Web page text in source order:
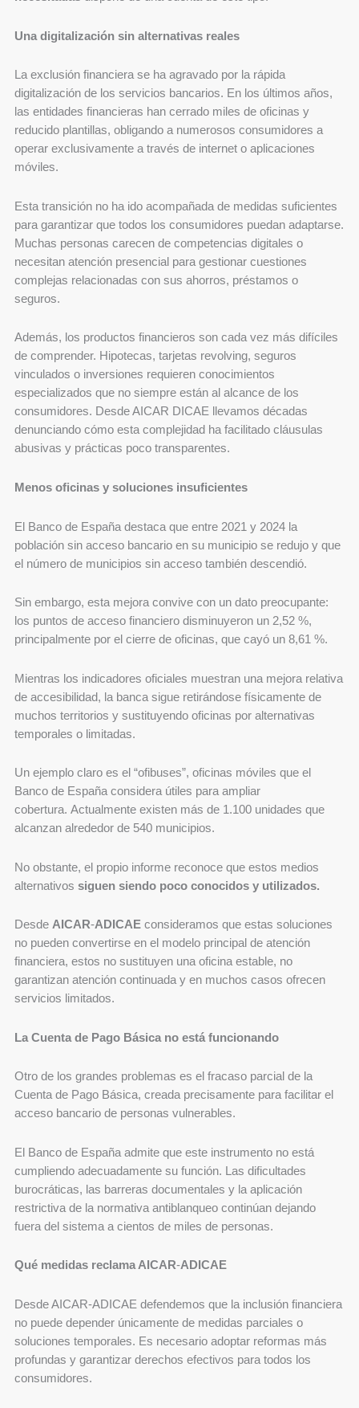
Una digitalización sin alternativas reales
La exclusión financiera se ha agravado por la rápida
digitalización de los servicios bancarios. En los últimos años,
las entidades financieras han cerrado miles de oficinas y
reducido plantillas, obligando a numerosos consumidores a
operar exclusivamente a través de internet o aplicaciones
móviles.
Esta transición no ha ido acompañada de medidas suficientes
para garantizar que todos los consumidores puedan adaptarse.
Muchas personas carecen de competencias digitales o
necesitan atención presencial para gestionar cuestiones
complejas relacionadas con sus ahorros, préstamos o
seguros.
Además, los productos financieros son cada vez más difíciles
de comprender. Hipotecas, tarjetas revolving, seguros
vinculados o inversiones requieren conocimientos
especializados que no siempre están al alcance de los
consumidores. Desde AICAR DICAE llevamos décadas
denunciando cómo esta complejidad ha facilitado cláusulas
abusivas y prácticas poco transparentes.
Menos oficinas y soluciones insuficientes
El Banco de España destaca que entre 2021 y 2024 la
población sin acceso bancario en su municipio se redujo y que
el número de municipios sin acceso también descendió.
Sin embargo, esta mejora convive con un dato preocupante:
los puntos de acceso financiero disminuyeron un 2,52 %,
principalmente por el cierre de oficinas, que cayó un 8,61 %.
Mientras los indicadores oficiales muestran una mejora relativa
de accesibilidad, la banca sigue retirándose físicamente de
muchos territorios y sustituyendo oficinas por alternativas
temporales o limitadas.
Un ejemplo claro es el “ofibuses”, oficinas móviles que el
Banco de España considera útiles para ampliar
cobertura. Actualmente existen más de 1.100 unidades que
alcanzan alrededor de 540 municipios.
No obstante, el propio informe reconoce que estos medios
alternativos siguen siendo poco conocidos y utilizados.
Desde AICAR‑ADICAEconsideramos que estas soluciones
no pueden convertirse en el modelo principal de atención
financiera, estos no sustituyen una oficina estable, no
garantizan atención continuada y en muchos casos ofrecen
servicios limitados.
La Cuenta de Pago Básica no está funcionando
Otro de los grandes problemas es el fracaso parcial de la
Cuenta de Pago Básica, creada precisamente para facilitar el
acceso bancario de personas vulnerables.
El Banco de España admite que este instrumento no está
cumpliendo adecuadamente su función. Las dificultades
burocráticas, las barreras documentales y la aplicación
restrictiva de la normativa antiblanqueo continúan dejando
fuera del sistema a cientos de miles de personas.
Qué medidas reclama AICAR‑ADICAE
Desde AICAR‑ADICAE defendemos que la inclusión financiera
no puede depender únicamente de medidas parciales o
soluciones temporales. Es necesario adoptar reformas más
profundas y garantizar derechos efectivos para todos los
consumidores.